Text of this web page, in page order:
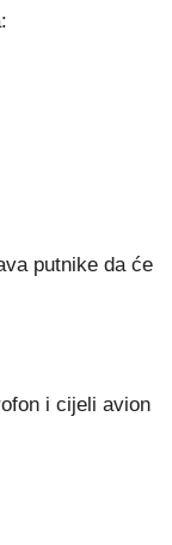
putnike da će
i cijeli avion